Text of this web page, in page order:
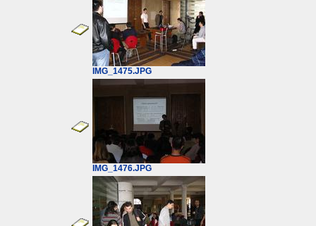
IMG_1475.JPG
IMG_1476.JPG